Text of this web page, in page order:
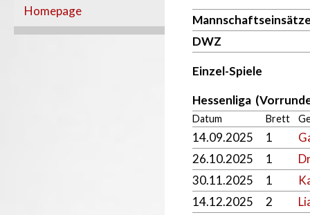
Homepage
DWZ
Einzel-Spiele
Hessenliga
Datum Brett
14.09.2025 1
26.10.2025
1
30.11.2025
1
14.12.2025
2